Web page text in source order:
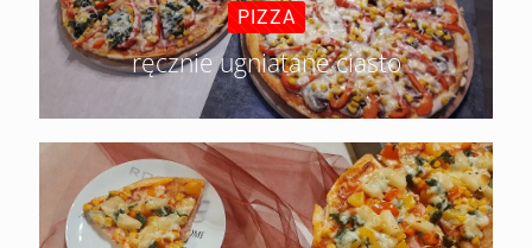
PIZZA
ręcznie ugniatane ciasto